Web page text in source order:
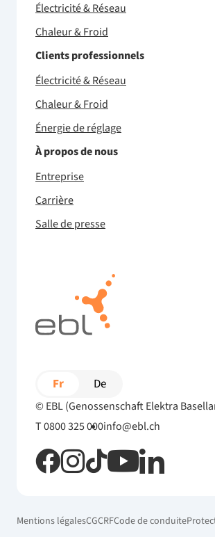
Électricité & Réseau
Chaleur & Froid
Clients professionnels
Électricité & Réseau
Chaleur & Froid
Énergie de réglage
À propos de nous
Entreprise
Carrière
Salle de presse
© EBL (Genossenschaft Elektra
T 0800 325 000info@ebl.ch
Fr De
Mentions légalesCGCRFCode de conduite